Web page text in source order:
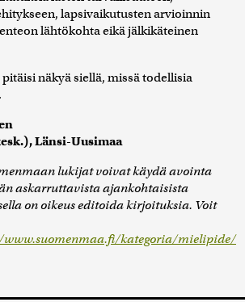
lapsivaikutusten arvioinnin
lähtökohta eikä jälkikäteinen
näkyä siellä, missä todellisia
Länsi-Uusimaa
lukijat voivat käydä avointa
askarruttavista ajankohtaisista
on oikeus editoida kirjoituksia. Voit
kategoria/mielipide/